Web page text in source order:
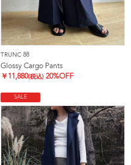
TRUNC 88
Glossy Cargo Pants
￥ 11,880(税込) 20%OFF
SALE